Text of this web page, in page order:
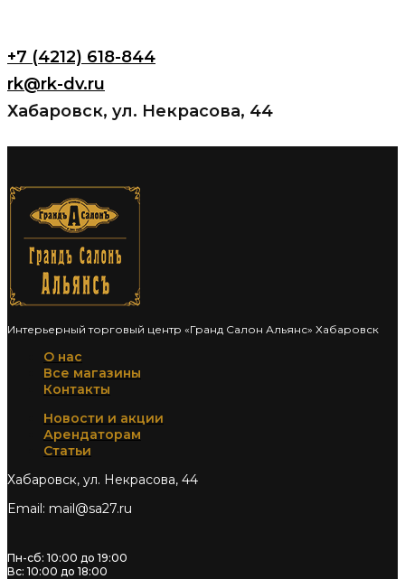
+7 (4212) 618-844
rk@rk-dv.ru
Хабаровск, ул. Некрасова, 44
Интерьерный торговый центр «Гранд Салон Альянс» Хабаровск
О нас
Все магазины
Контакты
Новости и акции
Арендаторам
Статьи
Хабаровск, ул. Некрасова, 44
Email: mail@sa27.ru
Пн-сб: 10:00 до 19:00
Вс: 10:00 до 18:00